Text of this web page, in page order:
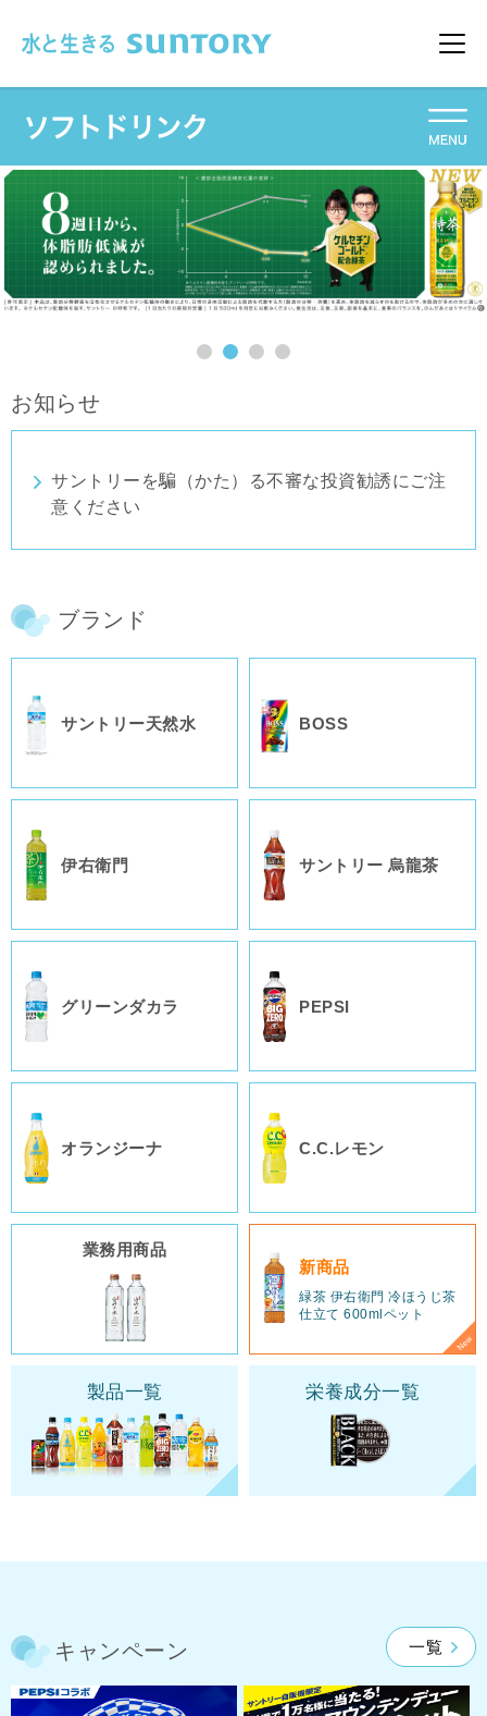
メニュ
お知らせ
サントリーを騙（かた）る不審な投資勧誘にご注
意ください
ブランド
サントリー天然水 BOSS
伊右衛門 サントリー 烏龍茶
グリーンダカラ PEPSI
オランジーナ C.C.レモン
業務用商品
新商品
緑茶 伊右衛門 冷ほうじ茶
仕立て 600mlペット
製品一覧 栄養成分一覧
キャンペーン 一覧